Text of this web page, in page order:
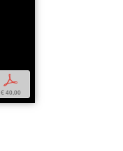
p
€ 40,00